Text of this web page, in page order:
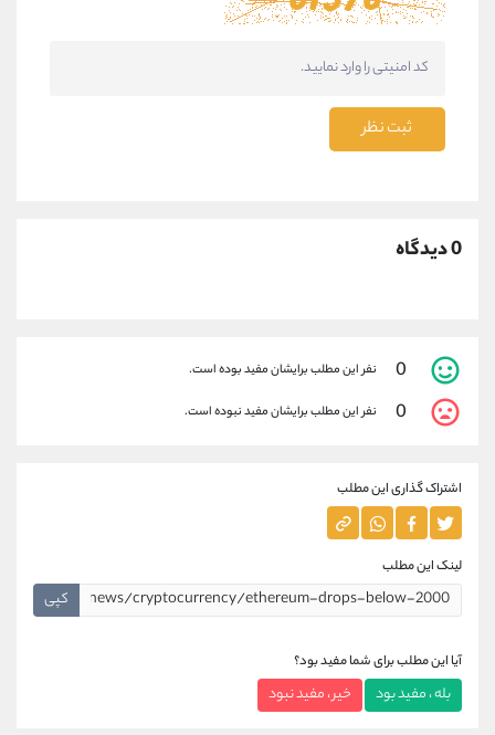
ثبت نظر
0 دیدگاه
0 نفر این مطلب برایشان مفید بوده است.
0 نفر این مطلب برایشان مفید نبوده است.
اشتراک گذاری این مطلب
لینک این مطلب
کپی
آیا این مطلب برای شما مفید بود؟
بله ، مفید بود خیر ، مفید نبود